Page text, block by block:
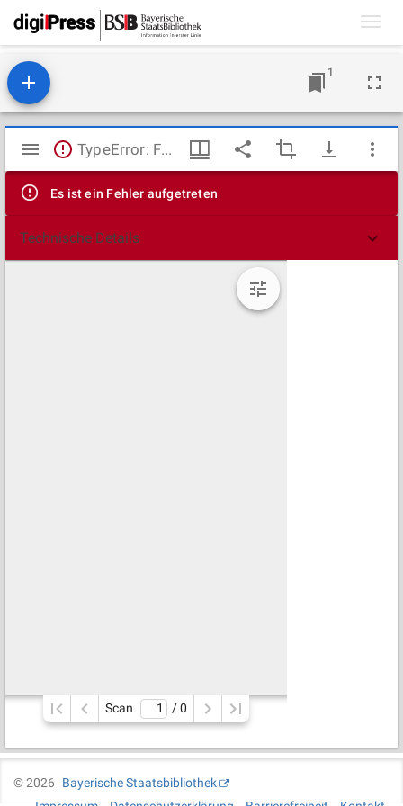
1
Mirador
Viewer
TypeError: Failed to fetch
Es ist ein Fehler aufgetreten
Technische Details
Scan / 0
©2026
Bayerische Staatsbibliothek